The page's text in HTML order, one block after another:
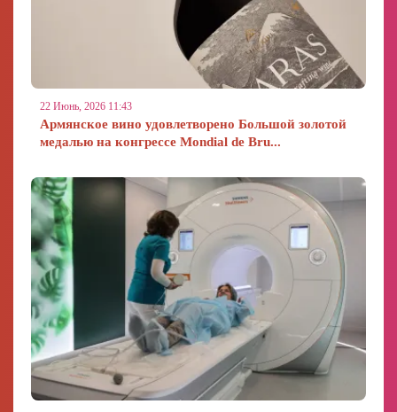
22 Июнь, 2026 11:43
Армянское вино удовлетворено Большой золотой
медалью на конгрессе Mondial de Bru...